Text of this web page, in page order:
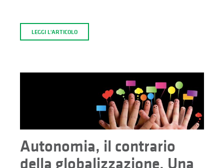
LEGGI L'ARTICOLO
Autonomia, il contrario
della globalizzazione. Una